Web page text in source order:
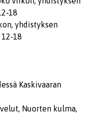
18
yhdistyksen
18
Kaskivaaran
Nuorten kulma,